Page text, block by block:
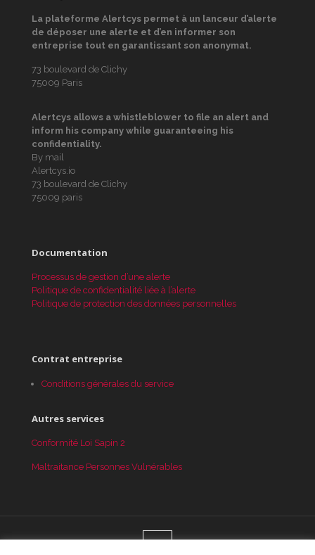
La plateforme Alertcys permet à un lanceur d’alerte
de déposer une alerte et d’en informer son
entreprise tout en garantissant son anonymat.
73 boulevard de Clichy
75009 Paris
Alertcys allows a whistleblower to file an alert and
inform his company while guaranteeing his
confidentiality.
By mail
Alertcys.io
73 boulevard de Clichy
75009 paris
Documentation
Processus de gestion d’une alerte
Politique de confidentialité liée à l’alerte
Politique de protection des données personnelles
Contrat entreprise
Conditions générales du service
Autres services
Conformité Loi Sapin 2
Maltraitance Personnes Vulnérables